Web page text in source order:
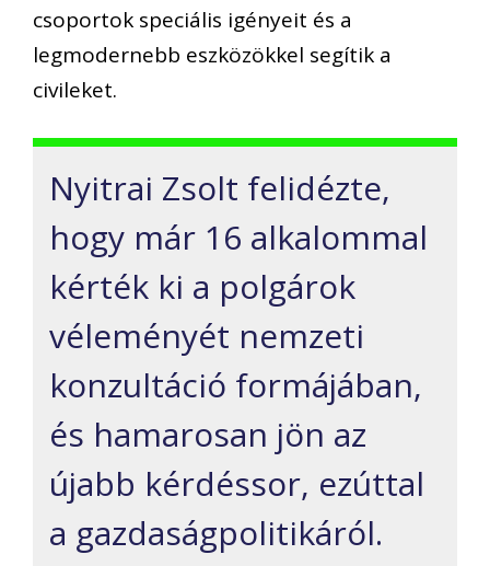
csoportok speciális igényeit és a
legmodernebb eszközökkel segítik a
civileket.
Nyitrai Zsolt felidézte,
hogy már 16 alkalommal
kérték ki a polgárok
véleményét nemzeti
konzultáció formájában,
és hamarosan jön az
újabb kérdéssor, ezúttal
a gazdaságpolitikáról.